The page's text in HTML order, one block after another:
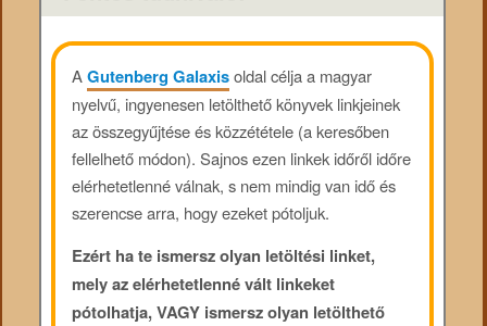
AGutenberg Galaxisoldal célja a magyar
nyelvű, ingyenesen letölthető könyvek linkjeinek
az összegyűjtése és közzététele (a keresőben
fellelhető módon). Sajnos ezen linkek időről időre
elérhetetlenné válnak, s nem mindig van idő és
szerencse arra, hogy ezeket pótoljuk.
Ezért ha te ismersz olyan letöltési linket,
mely az elérhetetlenné vált linkeket
pótolhatja, VAGY ismersz olyan letölthető